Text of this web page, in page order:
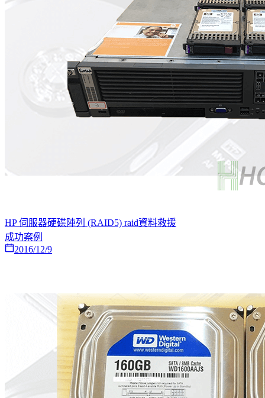
HP 伺服器硬碟陣列 (RAID5) raid資料救援
成功案例
2016/12/9